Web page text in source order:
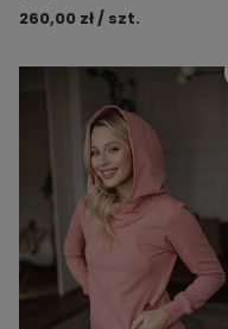
260,00 zł / szt.